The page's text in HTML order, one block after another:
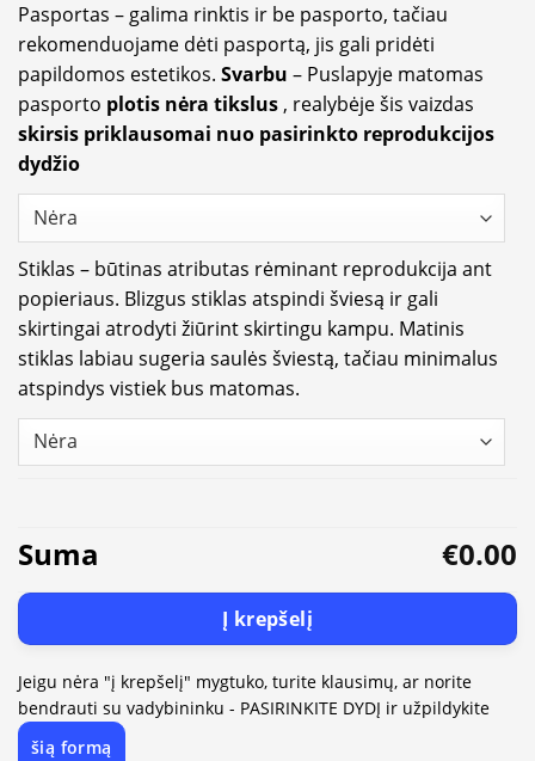
Pasportas – galima rinktis ir be pasporto, tačiau
rekomenduojame dėti pasportą, jis gali pridėti
papildomos estetikos. Svarbu – Puslapyje matomas
pasporto plotis nėra tikslus, realybėje šis vaizdas
skirsis priklausomai nuo pasirinkto reprodukcijos
dydžio
Stiklas – būtinas atributas rėminant reprodukcija ant
popieriaus. Blizgus stiklas atspindi šviesą ir gali
skirtingai atrodyti žiūrint skirtingu kampu. Matinis
stiklas labiau sugeria saulės šviestą, tačiau minimalus
atspindys vistiek bus matomas.
Suma €0.00
Į krepšelį
Jeigu nėra "į krepšelį" mygtuko, turite klausimų, ar norite
bendrauti su vadybininku - PASIRINKITE DYDĮ ir užpildykite
šią formą